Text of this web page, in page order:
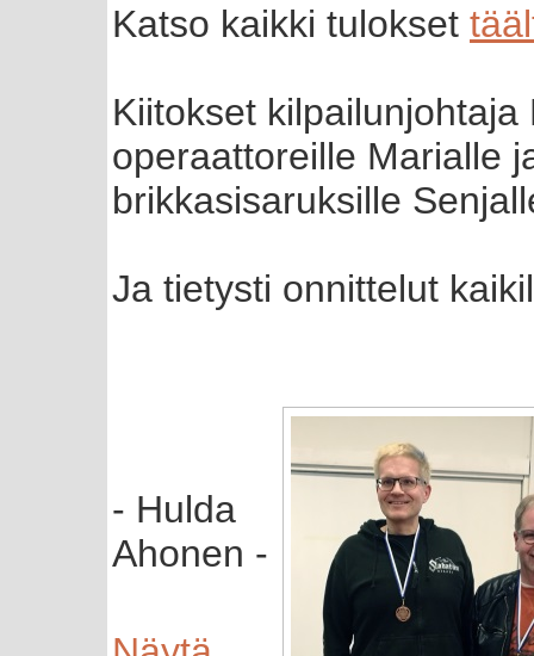
Katso kaikki tulokset
Kiitokset
operaattoreille Marialle
brikkasisaruksille
Ja tietysti onnittelut
- Hulda
Ahonen -